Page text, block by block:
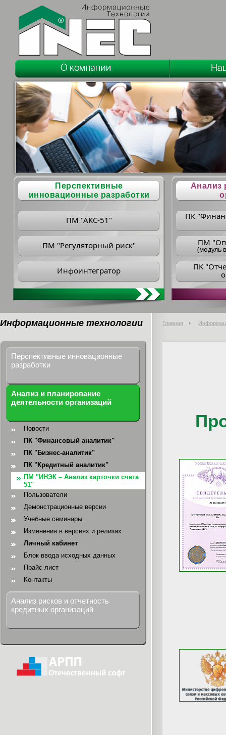
Перспективные
инновационные разработки
ПМ "АКС-51"
ПМ "Регуляторный риск"
Инфоинтегратор
Анализ
ПК
ПM
(модуль
ПK
Информационные технологии Главная
Перспективные инновационные
разработки
Анализ и планирование
деятельности организаций
Новости
ПК "Финансовый аналитик"
ПК "Бизнес-аналитик"
ПК "Кредитный аналитик"
ПМ "ИНЭК – Анализ карточки счета
51"
Пользователи
Демонстрационные версии
Учебные семинары
Изменения в версиях и релизах
Личный кабинет
Блок ввода исходных данных
Прайс-лист
Контакты
Анализ рисков и отчетность
кредитных организаций